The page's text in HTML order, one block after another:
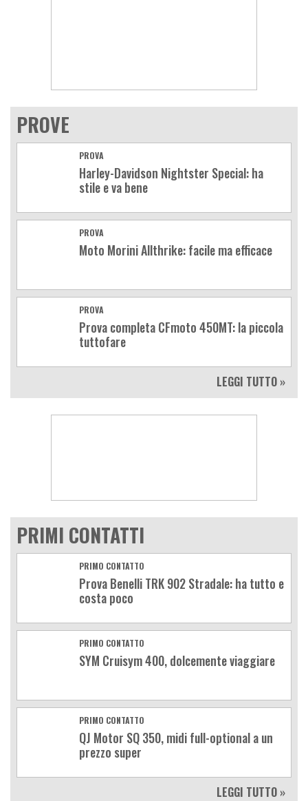
PROVE
PROVA
Harley-Davidson Nightster Special: ha
stile e va bene
PROVA
Moto Morini Allthrike: facile ma efficace
PROVA
Prova completa CFmoto 450MT: la piccola
tuttofare
LEGGI TUTTO »
PRIMI CONTATTI
PRIMO CONTATTO
Prova Benelli TRK 902 Stradale: ha tutto e
costa poco
PRIMO CONTATTO
SYM Cruisym 400, dolcemente viaggiare
PRIMO CONTATTO
QJ Motor SQ 350, midi full-optional a un
prezzo super
LEGGI TUTTO »